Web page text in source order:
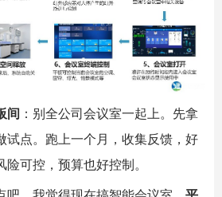
间 ：别全公司会议室一起上。先拿
试点。跑上一个月，收集反馈，好
可控，预算也好控制。